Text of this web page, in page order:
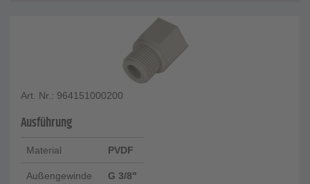
Art. Nr.: 964151000200
Ausführung
Material PVDF
Außengewinde G 3/8"